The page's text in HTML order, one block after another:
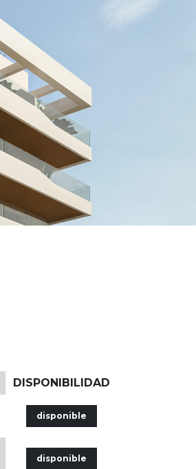
DISPONIBILIDAD
disponible
disponible